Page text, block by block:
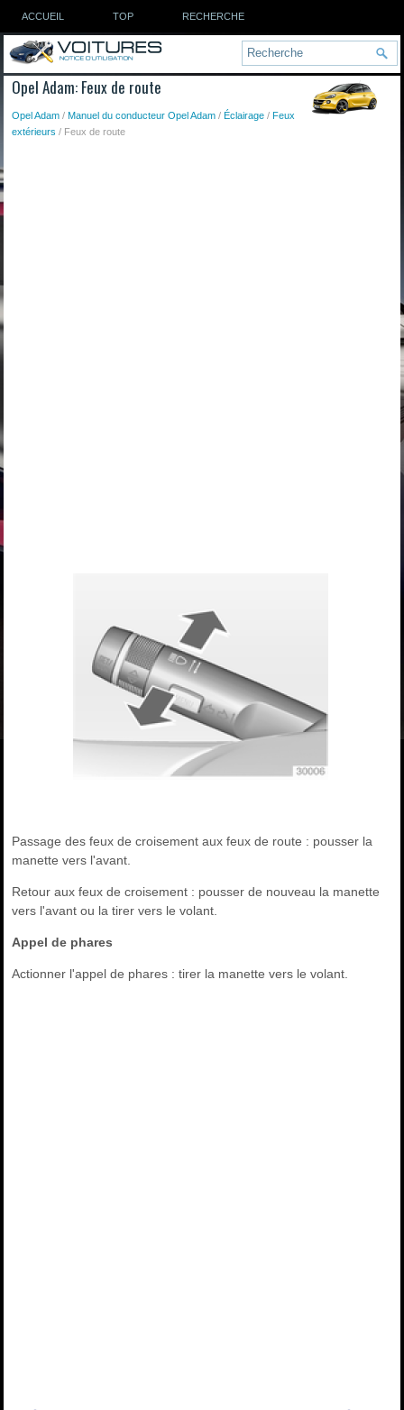
ACCUEIL TOP RECHERCHE
Opel Adam: Feux de route
Opel Adam /Manuel du conducteur Opel Adam /Éclairage /Feux
extérieurs / Feux de route
Passage des feux de croisement aux feux de route : pousser la
manette vers l'avant.
Retour aux feux de croisement : pousser de nouveau la manette
vers l'avant ou la tirer vers le volant.
Appel de phares
Actionner l'appel de phares : tirer la manette vers le volant.